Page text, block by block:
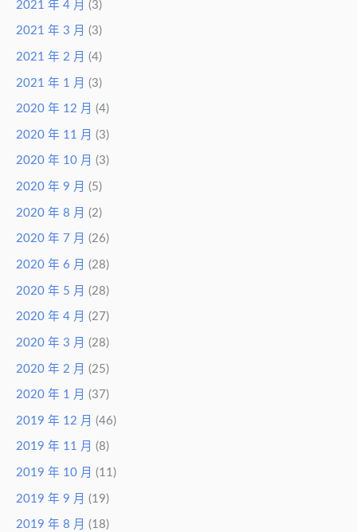
2021 年 4 月 (3)
2021 年 3 月 (3)
2021 年 2 月 (4)
2021 年 1 月 (3)
2020 年 12 月 (4)
2020 年 11 月 (3)
2020 年 10 月 (3)
2020 年 9 月 (5)
2020 年 8 月 (2)
2020 年 7 月 (26)
2020 年 6 月 (28)
2020 年 5 月 (28)
2020 年 4 月 (27)
2020 年 3 月 (28)
2020 年 2 月 (25)
2020 年 1 月 (37)
2019 年 12 月 (46)
2019 年 11 月 (8)
2019 年 10 月 (11)
2019 年 9 月 (19)
2019 年 8 月 (18)